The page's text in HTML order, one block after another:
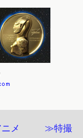
メ ≫特撮